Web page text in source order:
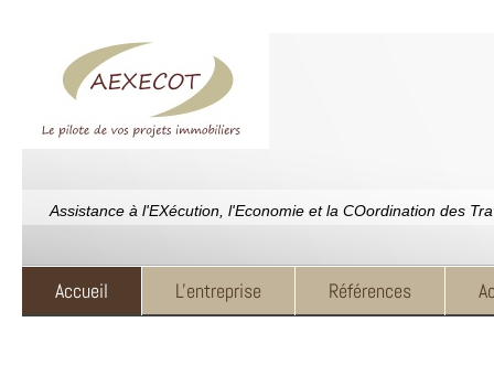
Assistance à l'EXécution, l'Economie et la COordination des
Accueil L'entreprise Références